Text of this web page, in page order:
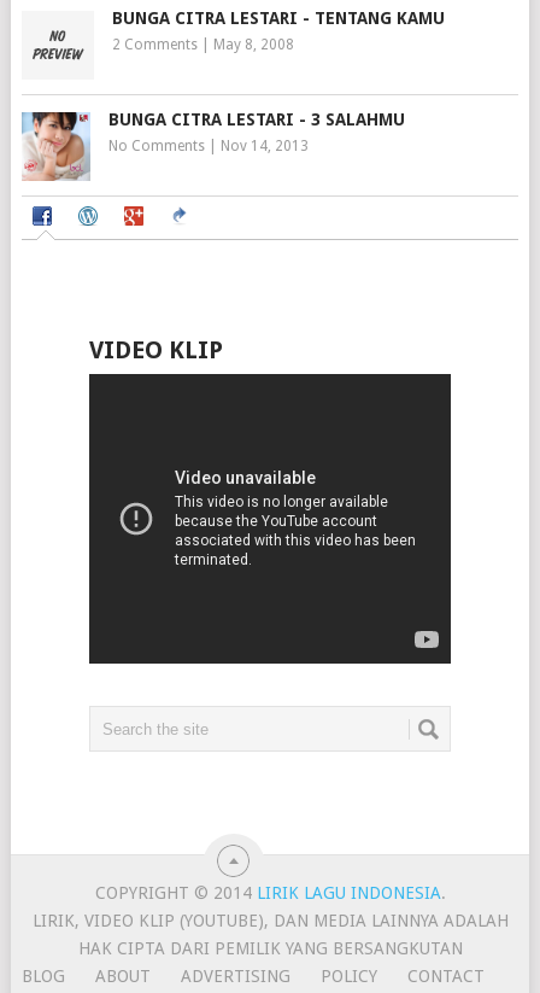
BUNGA CITRA LESTARI - TENTANG KAMU
2 Comments| May 8, 2008
BUNGA CITRA LESTARI - 3 SALAHMU
No Comments| Nov 14, 2013
VIDEO KLIP
COPYRIGHT © 2014 LIRIK LAGU INDONESIA.
LIRIK, VIDEO KLIP (YOUTUBE), DAN MEDIA LAINNYA ADALAH
HAK CIPTA DARI PEMILIK YANG BERSANGKUTAN
BLOG
ABOUT ADVERTISING POLICY CONTACT